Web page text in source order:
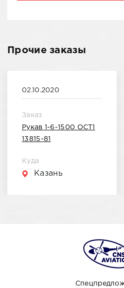
Прочие заказы
02.10.2020
Заказ
Рукав 1-6-1500 ОСТ1
13815-81
Куда
Казань